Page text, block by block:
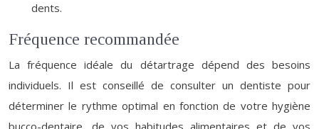
dents.
Fréquence recommandée
La fréquence idéale du détartrage dépend des besoins
individuels. Il est conseillé de consulter un dentiste pour
déterminer le rythme optimal en fonction de votre hygiène
bucco-dentaire, de vos habitudes alimentaires et de vos